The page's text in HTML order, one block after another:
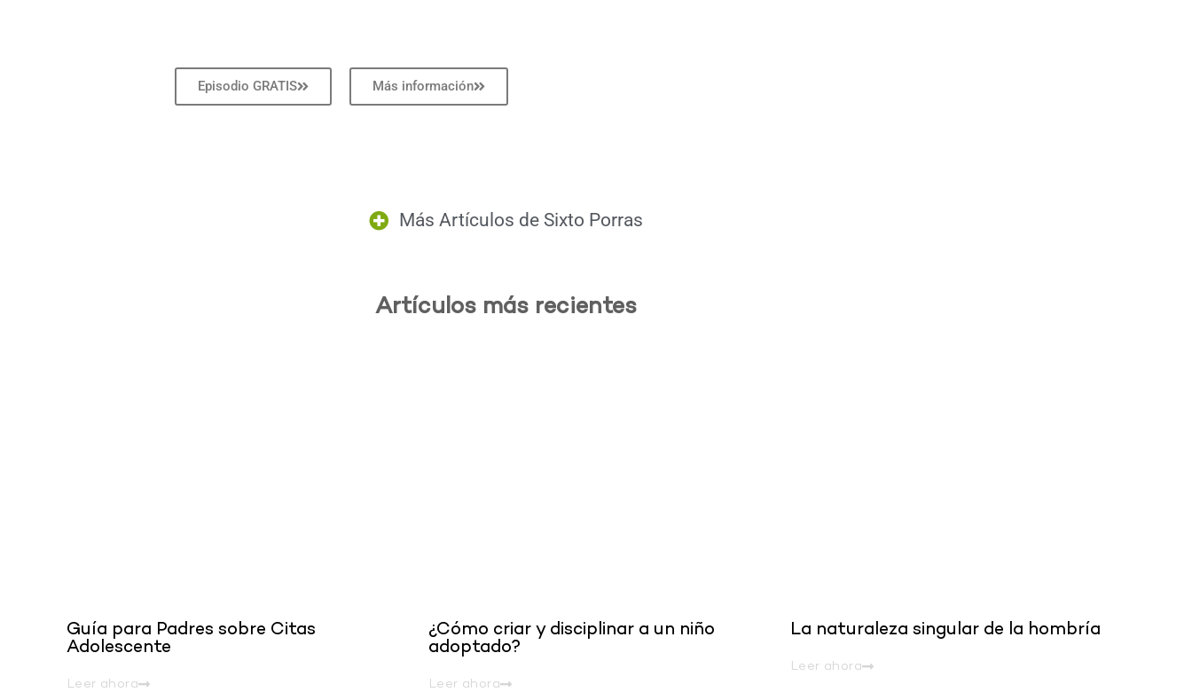
Episodio GRATIS Más información
Más Artículos de Sixto Porras
Artículos más recientes
Guía para Padres sobre Citas
Adolescente
Leer ahora
¿Cómo criar y disciplinar a un niño
adoptado?
Leer ahora
La naturaleza singular de la hombría
Leer ahora